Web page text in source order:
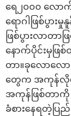
ရေ၂၀၀၀ လော
ရောဂါဖြစ်ပွ
ဖြစ်ပွားလာတ
နောက်ပိုင်းမှဖြ
တာ။ခုလောလေ
တွေက အကုန်လိုလို
အကုန်ဖြစ်တာကို
ခံစားနေရတဲ့ပ